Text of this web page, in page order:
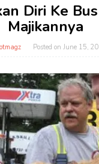
Diri Ke
Majikannya
Posted onJune 15,